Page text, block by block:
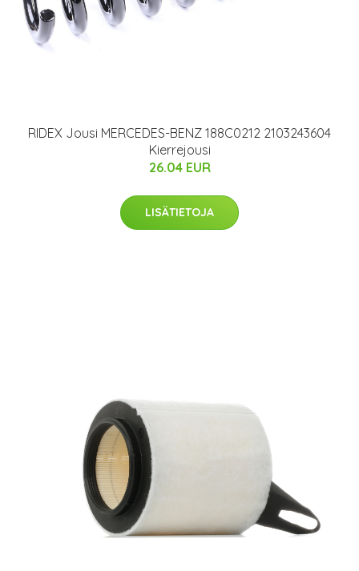
RIDEX Jousi MERCEDES-BENZ 188C0212 2103243604
Kierrejousi
26.04 EUR
LISÄTIETOJA